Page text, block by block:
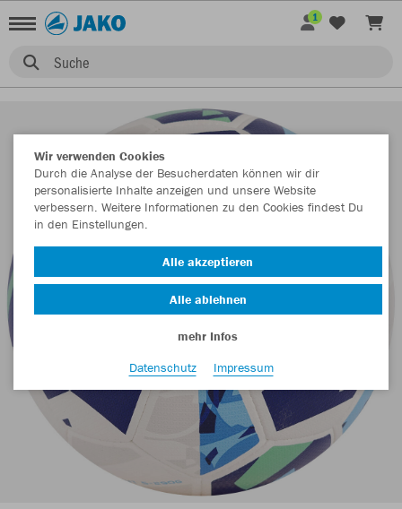
Suche
1
Wir verwenden Cookies
Durch die Analyse der Besucherdaten können wir dir
personalisierte Inhalte anzeigen und unsere Website
verbessern. Weitere Informationen zu den Cookies findest Du
in den Einstellungen.
Alle akzeptieren
Alle ablehnen
mehr Infos
Datenschutz
Impressum